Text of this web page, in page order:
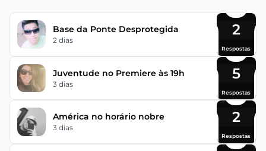
Base da Ponte Desprotegida
2 dias
2
Respostas
Juventude no Premiere às 19h
3 dias
5
Respostas
América no horário nobre
3 dias
2
Respostas